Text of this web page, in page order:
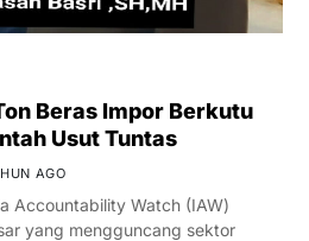
Beras Impor Berkutu
Usut Tuntas
AGO
Accountability Watch (IAW)
yang mengguncang sektor